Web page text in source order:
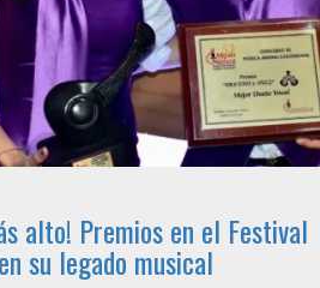
alto! Premios en el Festival
su legado musical